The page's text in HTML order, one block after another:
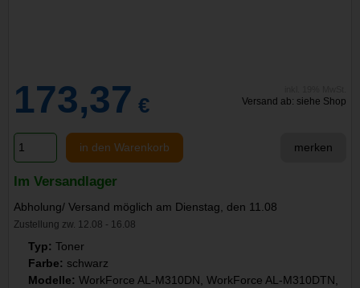
173,37 € Versand ab: siehe Shop
in den Warenkorb merken
Im Versandlager
Abholung/ Versand möglich am Dienstag, den 11.08
Zustellung zw. 12.08 - 16.08
Typ: Toner
Farbe: schwarz
Modelle: WorkForce AL-M310DN, WorkForce AL-M310DTN,